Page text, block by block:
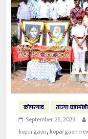
कोपरगाव ताज्या घडामोडी
September 25, 2023
kopargaon, kopargaon